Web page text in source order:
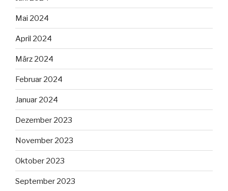
Mai 2024
April 2024
März 2024
Februar 2024
Januar 2024
Dezember 2023
November 2023
Oktober 2023
September 2023